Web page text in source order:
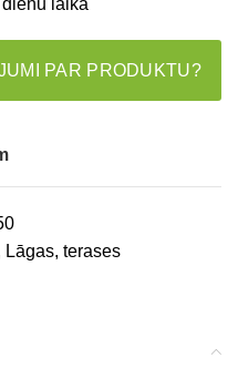
laikā
PAR PRODUKTU?
Lāgas, terases